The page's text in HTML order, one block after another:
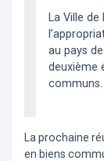
La Ville
au pays
deuxième
communs.
La prochaine
en biens